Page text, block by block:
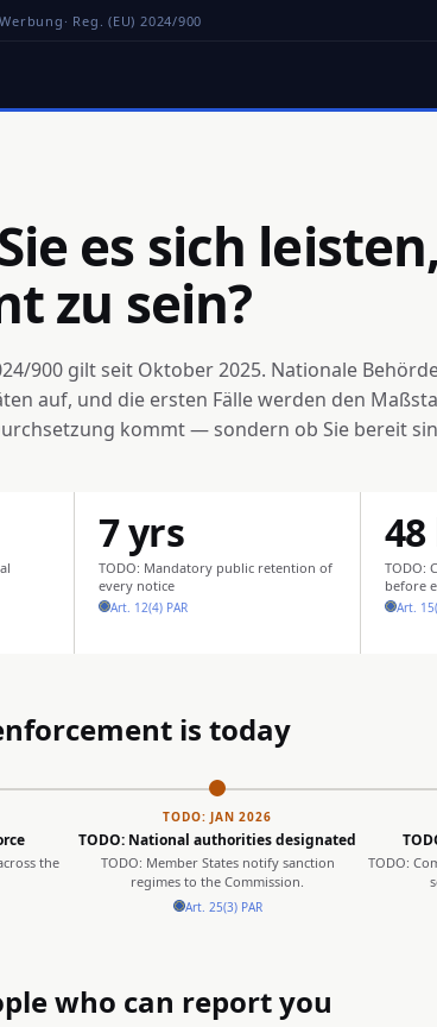
· Reg. (EU) 2024/900
es sich
zu sein?
900 gilt seit Oktober 2025. Nationale
auf, und die ersten Fälle werden den
kommt — sondern ob Sie bereit
7 yrs
TODO: Mandatory public retention of
every notice
Art. 12(4) PAR
48
TODO:
before
Art.
is today
the
TODO: JAN 2026
TODO: National authorities designated
TODO: Member States notify sanction
regimes to the Commission.
Art. 25(3) PAR
TODO:
who can report you